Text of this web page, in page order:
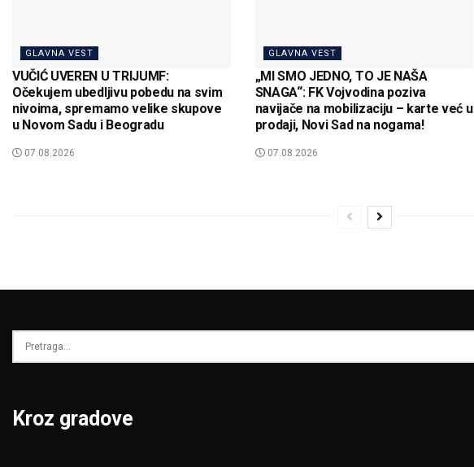
GLAVNA VEST
VUČIĆ UVEREN U TRIJUMF:
Očekujem ubedljivu pobedu na svim
nivoima, spremamo velike skupove
u Novom Sadu i Beogradu
07.08.2026
GLAVNA VEST
„MI SMO JEDNO, TO JE NAŠA
SNAGA“: FK Vojvodina poziva
navijače na mobilizaciju – karte već u
prodaji, Novi Sad na nogama!
07.08.2026
Kroz gradove